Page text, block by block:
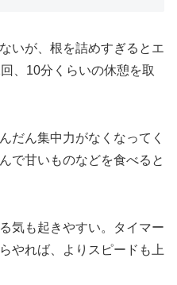
いが、根を詰めすぎるとエ
、10分くらいの休憩を取
だん集中力がなくなってく
で甘いものなどを食べると
気も起きやすい。タイマー
やれば、よりスピードも上